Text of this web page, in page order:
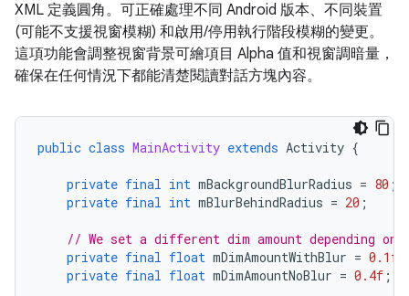
XML 定義圓角。可正確處理不同 Android 版本、不同裝置
(可能不支援視窗模糊) 和啟用/停用執行階段模糊的變更。
這項功能會調整視窗背景可繪項目 Alpha 值和視窗調暗量，
確保在任何情況下都能清楚閱讀對話方塊內容。
public class MainActivity extends Activity {
private final int mBackgroundBlurRadius = 80 ;
private final int mBlurBehindRadius = 20 ;
// We set a different dim amount depending
private final float mDimAmountWithBlur = 0.1f
private final float mDimAmountNoBlur = 0.4f ;